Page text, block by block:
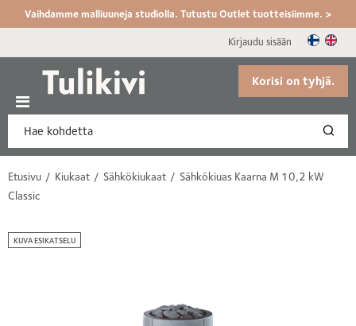
Vaihdamme malliuuneja studiolla. Tutustu Outlet tuotteisiimme. >
Kirjaudu sisään
Korisi on tyhjä.
Etusivu Kiukaat Sähkökiukaat
Sähkökiuas Kaarna M 10,2 kW
Classic
KUVA ESIKATSELU